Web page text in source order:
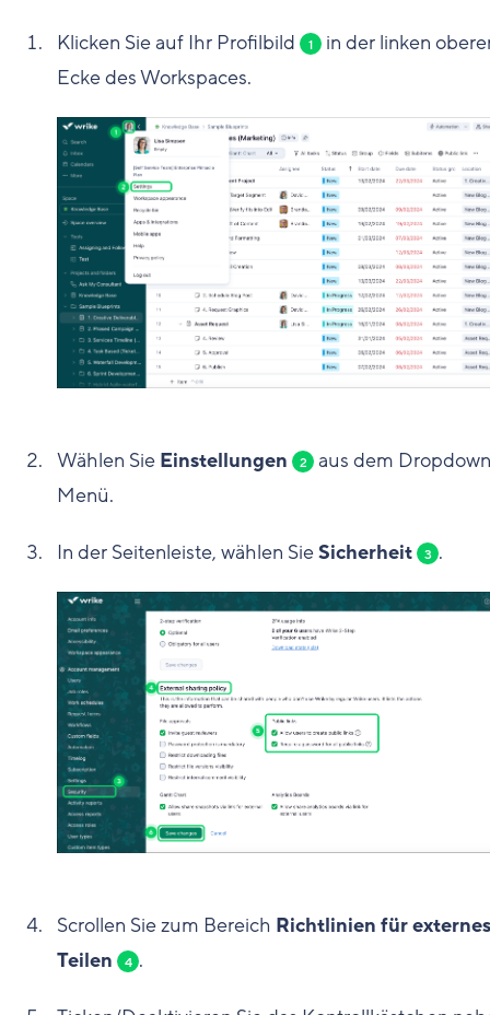
Klicken Sie auf Ihr Profilbild 1
in der linken
Ecke des Workspaces.
Wählen Sie Einstellungen 2
aus dem
Menü.
In der Seitenleiste, wählen SieSicherheit 3 .
Scrollen Sie zum Bereich Richtlinien für externes
Teilen
4 .